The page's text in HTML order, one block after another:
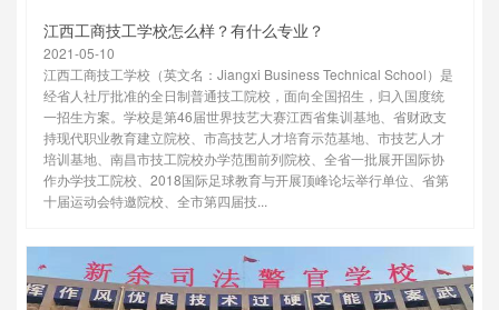
江西工商技工学校怎么样？有什么专业？
2021-05-10
江西工商技工学校（英文名：Jiangxi Business Technical School）是
经省人社厅批准的全日制普通技工院校，面向全国招生，归入国度统
一招生方案。学校是第46届世界技艺大赛江西省集训基地、省财政支
持现代职业教育建立院校、市高技艺人才培育示范基地、市技艺人才
培训基地、南昌市技工院校办学范围前列院校、全省一批展开国际协
作办学技工院校、2018国际足球教育与开展顶峰论坛举行单位、省第
十届运动会特邀院校、全市第四届技...